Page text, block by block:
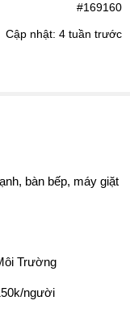
#169160
Cập nhật: 4 tuần trước
bàn bếp, máy giặt
Trường
người